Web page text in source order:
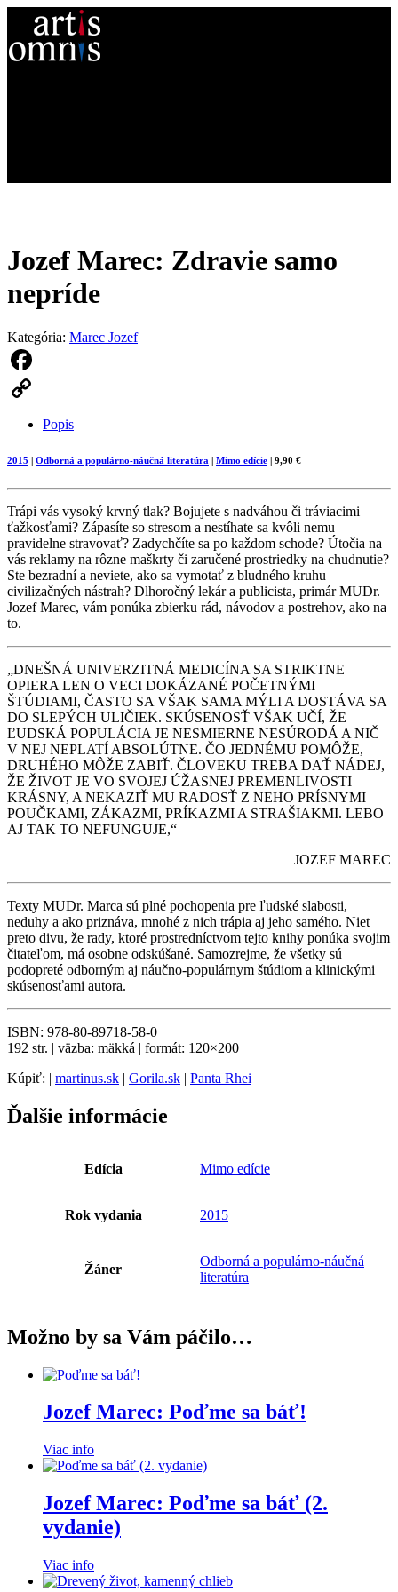
Artis Omnis
Jozef Marec: Zdravie samo
nepríde
Kategória: Marec Jozef
Facebook
Popis
2015 | Odborná a populárno-náučná literatúra | Mimo edície | 9,90 €
Trápi vás vysoký krvný tlak? Bojujete s nadváhou či tráviacimi
ťažkosťami? Zápasíte so stresom a nestíhate sa kvôli nemu
pravidelne stravovať? Zadychčíte sa po každom schode? Útočia na
vás reklamy na rôzne maškrty či zaručené prostriedky na chudnutie?
Ste bezradní a neviete, ako sa vymotať z bludného kruhu
civilizačných nástrah? Dlhoročný lekár a publicista, primár MUDr.
Jozef Marec, vám ponúka zbierku rád, návodov a postrehov, ako na
to.
„DNEŠNÁ UNIVERZITNÁ MEDICÍNA SA STRIKTNE
OPIERA LEN O VECI DOKÁZANÉ POČETNÝMI
ŠTÚDIAMI, ČASTO SA VŠAK SAMA MÝLI A DOSTÁVA SA
DO SLEPÝCH ULIČIEK. SKÚSENOSŤ VŠAK UČÍ, ŽE
ĽUDSKÁ POPULÁCIA JE NESMIERNE NESÚRODÁ A NIČ
V NEJ NEPLATÍ ABSOLÚTNE. ČO JEDNÉMU POMÔŽE,
DRUHÉHO MÔŽE ZABIŤ. ČLOVEKU TREBA DAŤ NÁDEJ,
ŽE ŽIVOT JE VO SVOJEJ ÚŽASNEJ PREMENLIVOSTI
KRÁSNY, A NEKAZIŤ MU RADOSŤ Z NEHO PRÍSNYMI
POUČKAMI, ZÁKAZMI, PRÍKAZMI A STRAŠIAKMI. LEBO
AJ TAK TO NEFUNGUJE,“
JOZEF MAREC
Texty MUDr. Marca sú plné pochopenia pre ľudské slabosti,
neduhy a ako priznáva, mnohé z nich trápia aj jeho samého. Niet
preto divu, že rady, ktoré prostredníctvom tejto knihy ponúka svojim
čitateľom, má osobne odskúšané. Samozrejme, že všetky sú
podopreté odborným aj náučno-populárnym štúdiom a klinickými
skúsenosťami autora.
ISBN: 978-80-89718-58-0
192 str. | väzba: mäkká | formát: 120×200
Kúpiť: | martinus.sk | Gorila.sk | Panta Rhei
Ďalšie informácie
Edícia Mimo edície
Rok vydania 2015
Žáner
Odborná a populárno-náučná
literatúra
Možno by sa Vám páčilo…
Jozef Marec: Poďme sa báť!
Viac info
Jozef Marec: Poďme sa báť (2.
vydanie)
Viac info